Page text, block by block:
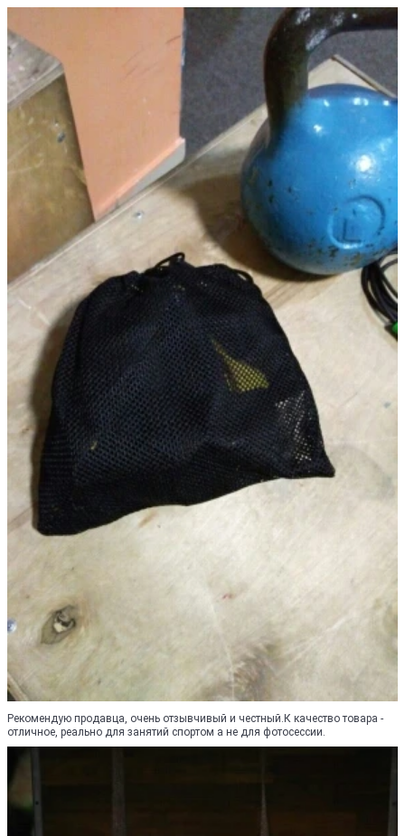
Рекомендую продавца, очень отзывчивый и честный.К качество товара -
отличное, реально для занятий спортом а не для фотосессии.